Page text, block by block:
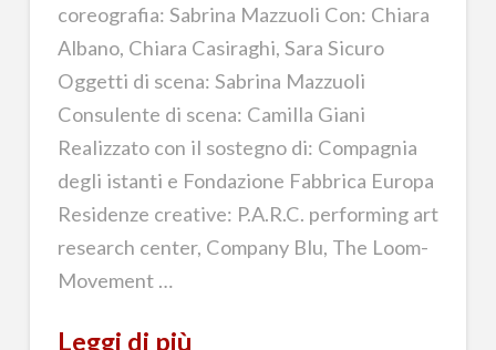
coreografia: Sabrina Mazzuoli Con: Chiara
Albano, Chiara Casiraghi, Sara Sicuro
Oggetti di scena: Sabrina Mazzuoli
Consulente di scena: Camilla Giani
Realizzato con il sostegno di: Compagnia
degli istanti e Fondazione Fabbrica Europa
Residenze creative: P.A.R.C. performing art
research center, Company Blu, The Loom-
Movement …
Leggi di più